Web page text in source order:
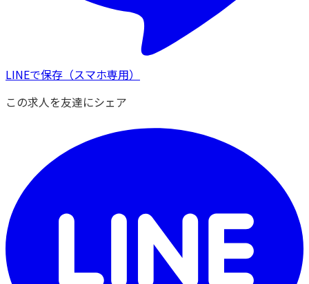
LINEで保存 （スマホ専用）
この求人を友達にシェア